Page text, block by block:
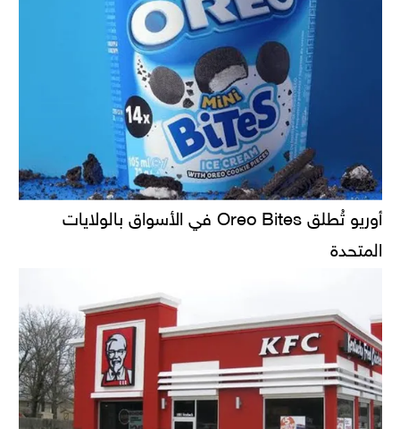
أوريو تُطلق Oreo Bites في الأسواق بالولايات
المتحدة